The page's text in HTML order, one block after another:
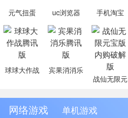
元气扭蛋 uc浏览器 手机淘宝
球球大作战
宾果消消乐
战仙无限元
网络游戏 单机游戏